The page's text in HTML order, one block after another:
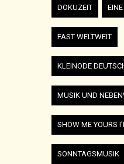
DOKUZEIT
FAST WELTWEIT
KLEINODE
MUSIK UND
SHOW ME YOURS
SONNTAGSMUSIK